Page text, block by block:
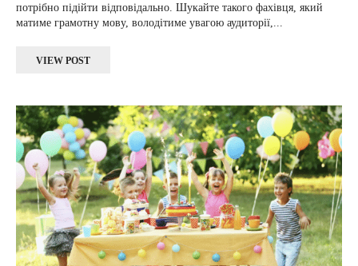
потрібно підійти відповідально. Шукайте такого фахівця, який
матиме грамотну мову, володітиме увагою аудиторії,...
VIEW POST